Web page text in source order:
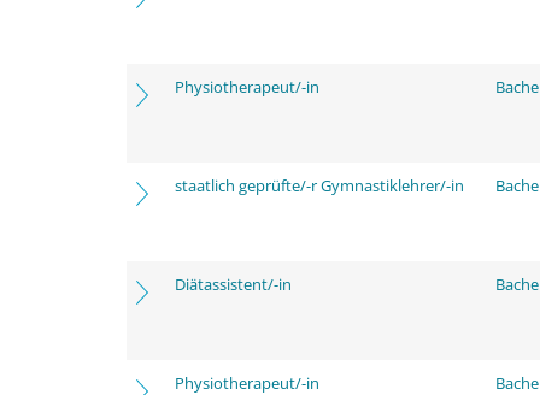
Physiotherapeut/-in
staatlich geprüfte/-r Gymnastiklehrer/-in
Diätassistent/-in
Physiotherapeut/-in